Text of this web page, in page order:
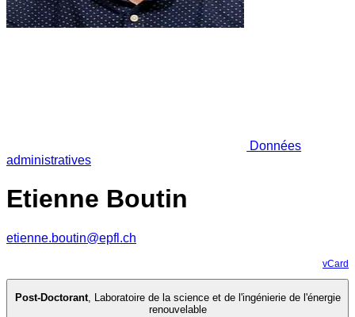
Données
administratives
Etienne Boutin
etienne.boutin@epfl.ch
vCard
Post-Doctorant, Laboratoire de la science et de l'ingénierie de l'énergie
renouvelable